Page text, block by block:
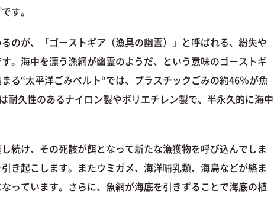
す。
のが、「ゴーストギア（漁具の幽霊）」と呼ばれる、紛失や
。海中を漂う漁網が幽霊のようだ、という意味のゴーストギ
る“太平洋ごみベルト“では、プラスチックごみの約46％が魚
耐久性のあるナイロン製やポリエチレン製で、半永久的に海中
続け、その死骸が餌となって新たな漁獲物を呼び込んでしま
き起こします。またウミガメ、海洋哺乳類、海鳥などが絡ま
っています。さらに、魚網が海底を引きずることで海底の植